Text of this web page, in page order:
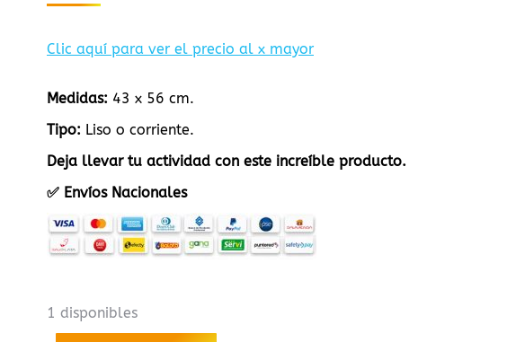
Clic aquí para ver el precio al x mayor
Medidas: 43 x 56 cm.
Tipo: Liso o corriente.
Deja llevar tu actividad con este increíble producto.
✅ Envíos Nacionales
1 disponibles